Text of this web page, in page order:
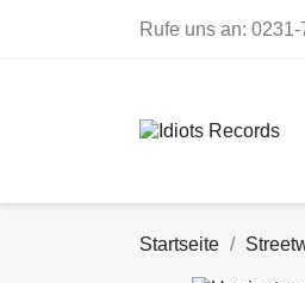
Rufe uns an: 0231-
Startseite